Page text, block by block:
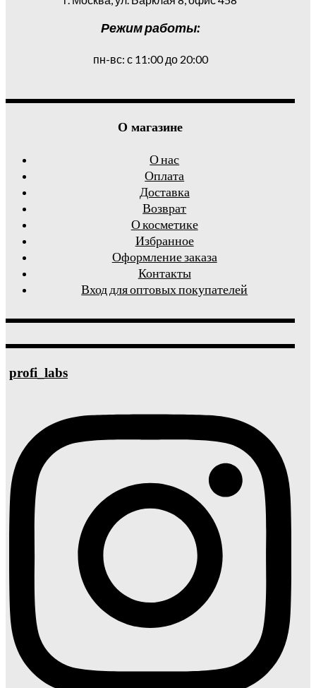
Режим работы:
пн-вс: с 11:00 до 20:00
О магазине
О нас
Оплата
Доставка
Возврат
О косметике
Избранное
Оформление заказа
Контакты
Вход для оптовых покупателей
profi_labs